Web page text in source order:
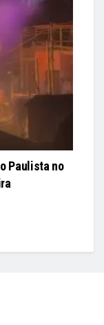
Paulista no